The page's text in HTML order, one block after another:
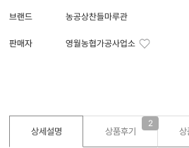
브랜드 농공상찬들마루관
판매자 영월농협가공사업소
상세설명 상품후기
2
상